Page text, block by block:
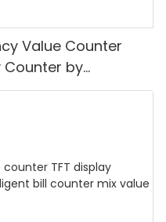
Value Counter
Counter by
TFT Display